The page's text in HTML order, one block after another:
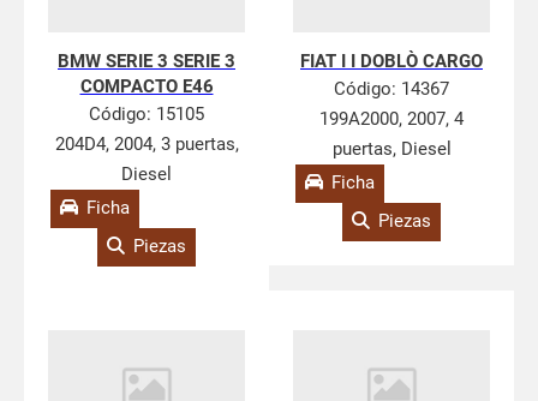
BMW SERIE 3 SERIE 3
COMPACTO E46
Código: 15105
204D4, 2004, 3 puertas,
Diesel
Ficha
Piezas
FIAT I I DOBLÒ CARGO
Código: 14367
199A2000, 2007, 4
puertas, Diesel
Ficha
Piezas